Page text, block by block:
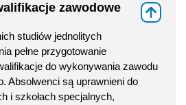
zawodowe
studiów jednolitych
pełne przygotowanie
do wykonywania zawodu
Absolwenci są uprawnieni do
i szkołach specjalnych,